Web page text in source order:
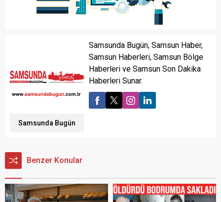
Samsunda Bugün
Samsunda Bugün, Samsun Haber,
Samsun Haberleri, Samsun Bölge
Haberleri ve Samsun Son Dakika
Haberleri Sunar.
Benzer Konular